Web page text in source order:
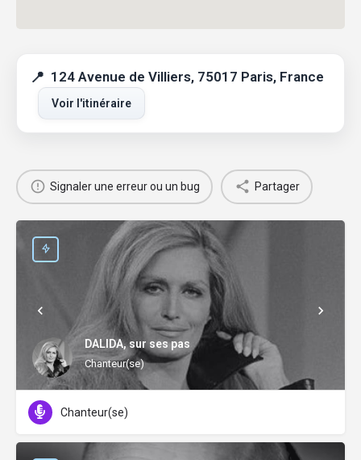
124 Avenue de Villiers, 75017 Paris, France
Voir l'itinéraire
Signaler une erreur ou un bug Partager
DALIDA, sur ses pas
Chanteur(se)
Chanteur(se)